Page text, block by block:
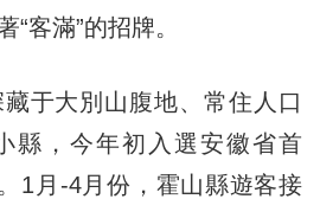
客滿”的招牌。
大別山腹地、常住人口
縣，今年初入選安徽省首
1月-4月份，霍山縣遊客接